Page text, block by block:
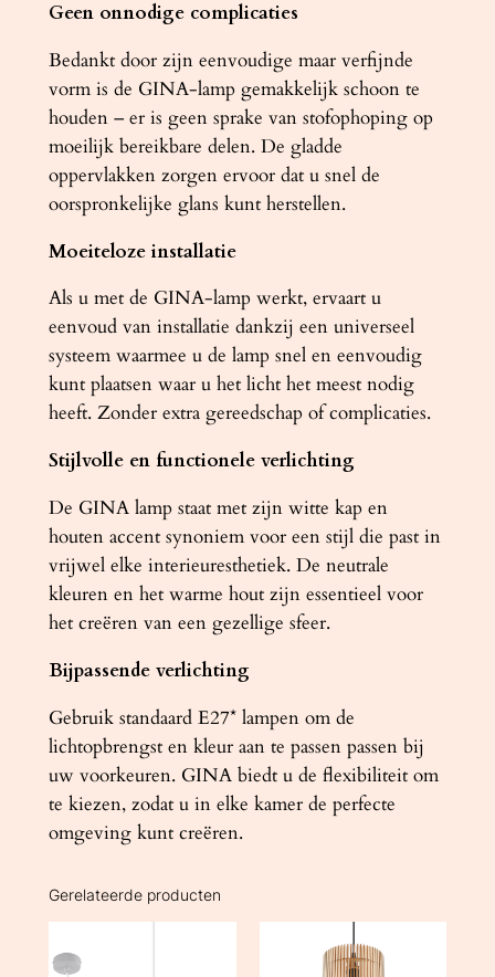
t
a
l
Geen onnodige complicaties
Bedankt door zijn eenvoudige maar verfijnde
vorm is de GINA-lamp gemakkelijk schoon te
houden – er is geen sprake van stofophoping op
moeilijk bereikbare delen. De gladde
oppervlakken zorgen ervoor dat u snel de
oorspronkelijke glans kunt herstellen.
Moeiteloze installatie
Als u met de GINA-lamp werkt, ervaart u
eenvoud van installatie dankzij een universeel
systeem waarmee u de lamp snel en eenvoudig
kunt plaatsen waar u het licht het meest nodig
heeft. Zonder extra gereedschap of complicaties.
Stijlvolle en functionele verlichting
De GINA lamp staat met zijn witte kap en
houten accent synoniem voor een stijl die past in
vrijwel elke interieuresthetiek. De neutrale
kleuren en het warme hout zijn essentieel voor
het creëren van een gezellige sfeer.
Bijpassende verlichting
Gebruik standaard E27* lampen om de
lichtopbrengst en kleur aan te passen passen bij
uw voorkeuren. GINA biedt u de flexibiliteit om
te kiezen, zodat u in elke kamer de perfecte
omgeving kunt creëren.
Gerelateerde producten